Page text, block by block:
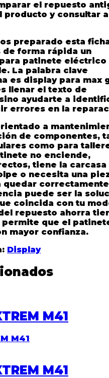
el repuesto
producto y consultar
preparado esta
forma rápida un
patinete eléctrico
La palabra clave
es display para max
llenar el texto de
ayudarte a
errores en la
a
de componentes,
como para
no enciende,
tiene la carcasa
o necesita una
quedar correctamente
puede ser la
coincida con tu
repuesto ahorra
que el
mayor confianza.
Display
M41
M41